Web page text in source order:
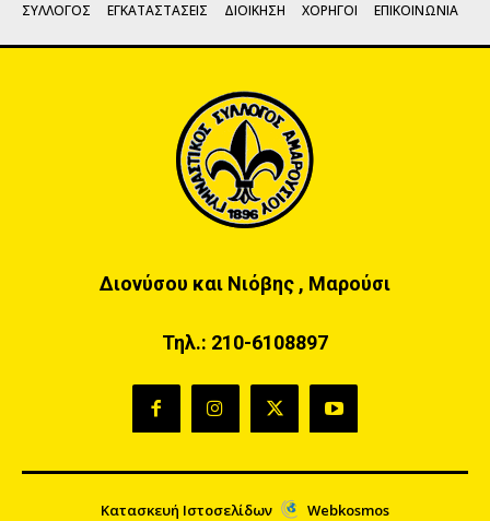
ΣΥΛΛΟΓΟΣ ΕΓΚΑΤΑΣΤΑΣΕΙΣ ΔΙΟΙΚΗΣΗ ΧΟΡΗΓΟΙ ΕΠΙΚΟΙΝΩΝΙΑ
Διονύσου και Νιόβης , Μαρούσι
Τηλ.: 210-6108897
Κατασκευή Ιστοσελίδων Webkosmos